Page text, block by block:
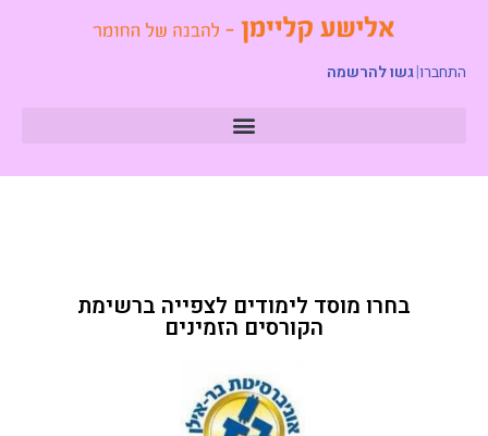
התחברו|גשו להרשמה
בחרו מוסד לימודים לצפייה ברשימת
הקורסים הזמינים